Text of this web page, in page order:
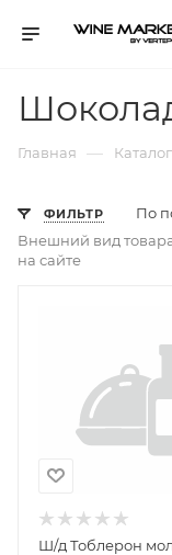
Главная — Каталог
ФИЛЬТР
По
Внешний вид
на сайте
Ш/д Тоблерон